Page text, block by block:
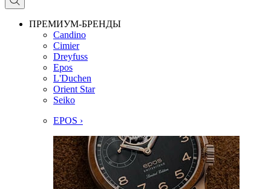
ПРЕМИУМ-БРЕНДЫ
Candino
Cimier
Dreyfuss
Epos
L'Duchen
Orient Star
Seiko
EPOS ›